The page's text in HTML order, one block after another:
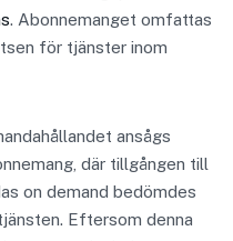
. Abonnemanget omfattas
för tjänster inom
ansågs
där tillgången till
on demand bedömdes
Eftersom denna